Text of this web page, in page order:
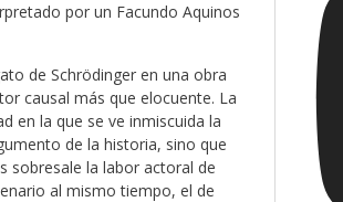
por un Facundo Aquinos
de Schrödinger en una obra
causal más que elocuente. La
en la que se ve inmiscuida la
de la historia, sino que
sobresale la labor actoral de
al mismo tiempo, el de